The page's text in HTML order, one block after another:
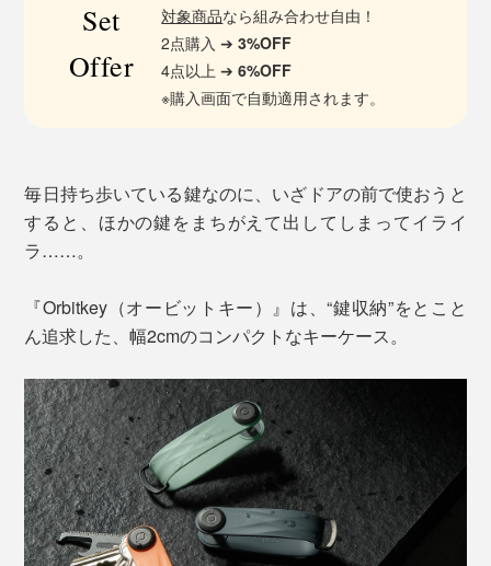
Set
Offer
対象商品なら組み合わせ自由！
2点購入 ➔3%OFF
4点以上 ➔6%OFF
※購入画面で自動適用されます。
毎日持ち歩いている鍵なのに、いざドアの前で使おうと
すると、ほかの鍵をまちがえて出してしまってイライ
ラ……。
『Orbitkey（オービットキー）』は、“鍵収納”をとこと
ん追求した、幅2cmのコンパクトなキーケース。